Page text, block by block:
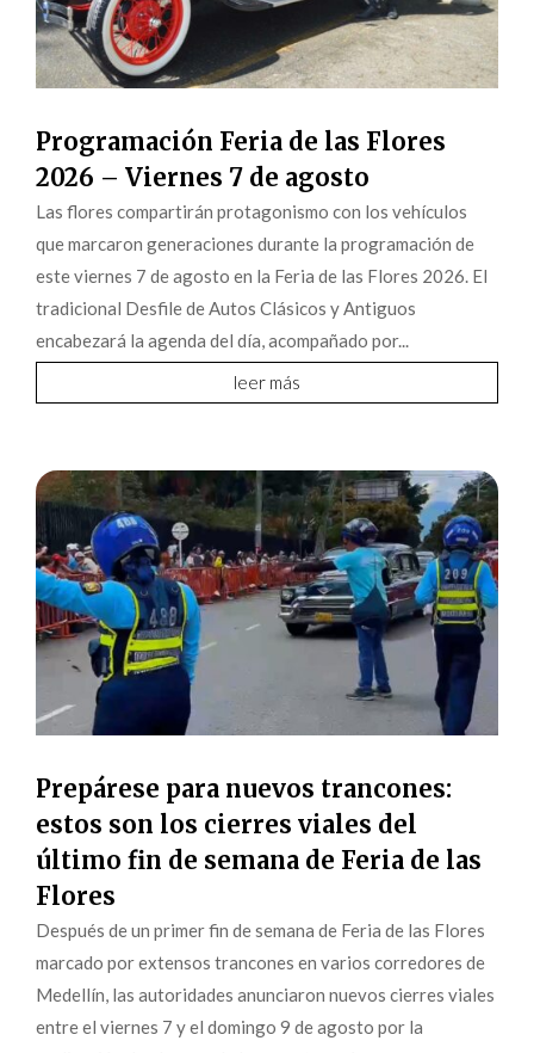
Programación Feria de las Flores
2026 – Viernes 7 de agosto
Las flores compartirán protagonismo con los vehículos
que marcaron generaciones durante la programación de
este viernes 7 de agosto en la Feria de las Flores 2026. El
tradicional Desfile de Autos Clásicos y Antiguos
encabezará la agenda del día, acompañado por...
leer más
Prepárese para nuevos trancones:
estos son los cierres viales del
último fin de semana de Feria de las
Flores
Después de un primer fin de semana de Feria de las Flores
marcado por extensos trancones en varios corredores de
Medellín, las autoridades anunciaron nuevos cierres viales
entre el viernes 7 y el domingo 9 de agosto por la